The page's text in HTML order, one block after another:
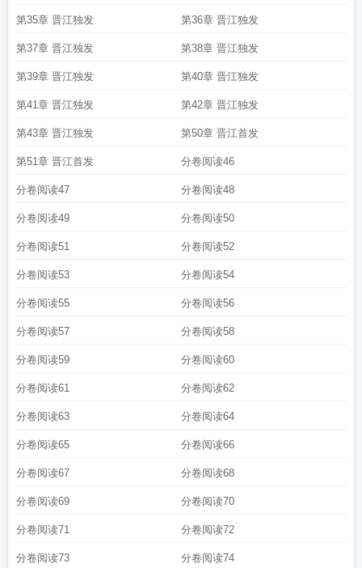
第35章 晋江独发 第36章 晋江独发
第37章 晋江独发 第38章 晋江独发
第39章 晋江独发 第40章 晋江独发
第41章 晋江独发 第42章 晋江独发
第43章 晋江独发 第50章 晋江首发
第51章 晋江首发 分卷阅读46
分卷阅读47 分卷阅读48
分卷阅读49 分卷阅读50
分卷阅读51 分卷阅读52
分卷阅读53 分卷阅读54
分卷阅读55 分卷阅读56
分卷阅读57 分卷阅读58
分卷阅读59 分卷阅读60
分卷阅读61 分卷阅读62
分卷阅读63 分卷阅读64
分卷阅读65 分卷阅读66
分卷阅读67 分卷阅读68
分卷阅读69 分卷阅读70
分卷阅读71 分卷阅读72
分卷阅读73 分卷阅读74